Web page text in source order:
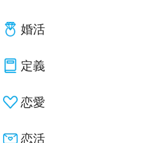
婚活
定義
恋愛
恋活